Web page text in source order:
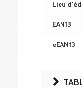
Lieu
EAN13
eEAN13